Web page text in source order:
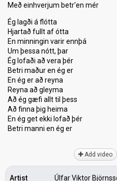
Með einhverjum betr'en mér
Ég lagði á flótta
Hjartað fullt af ótta
En minningin varir ennþá
Um þessa nótt, þar
Ég lofaði að vera þér
Betri maður en ég er
En ég er að reyna
Reyna að gleyma
Að ég gæfi allt til þesѕ
Að finna þig heima
En ég get ekki lofað þér
Betri mаnni en ég er
Add video
Artist Úlfar Viktor